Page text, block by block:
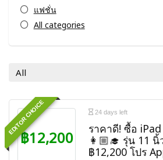
แฟชั่น
All categories
All
EDITOR CHOICE
฿12,200
24 days left
ราคาดี! ซื้อ
👩🏼‍🎓 รุ่น 11
฿12,200 โปร